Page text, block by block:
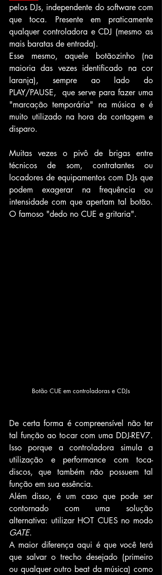
pelos DJs, independente do software com
que toca. Presente em praticamente
qualquer controladora e CDJ (mesmo as
mais baratas de entrada).
Esse mesmo, aquele botãozinho (na
maioria das vezes identificado na cor
laranja), sempre ao lado do
PLAY/PAUSE,  que serve para fazer uma
"marcação temporária" na música e é
muito utilizado na hora da contagem e
disparo.
Muitas vezes o pivô de brigas entre
técnicos de som, contratantes ou
locadores de equipamentos com DJs que
podem exagerar na frequência ou
intensidade com que apertam tal botão.
O famoso "dedo no CUE e gritaria".
Botão CUE em controladoras e CDJs
De certa forma é compreensível não ter
tal função ao tocar com uma DDJ-REV7.
Isso porque a controladora simula a
utilização e performance com toca-
discos, que também não possuem tal
função em sua essência.
Além disso, é um caso que pode ser
contornado com uma solução
GATE.
A maior diferença aqui é que você terá
que salvar o trecho desejado (primeiro
ou qualquer outro beat da música) como